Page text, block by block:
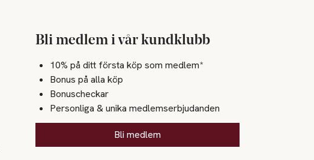
Bli medlem i vår kundklubb
10% på ditt första köp som medlem*
Bonus på alla köp
Bonuscheckar
Personliga & unika medlemserbjudanden
Bli medlem